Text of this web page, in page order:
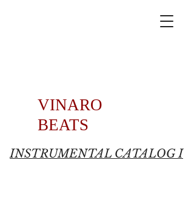
VINARO
BEATS
INSTRUMENTAL CATALOG I